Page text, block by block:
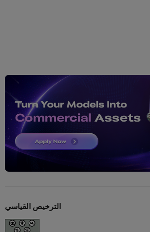
الترخيص القياسي